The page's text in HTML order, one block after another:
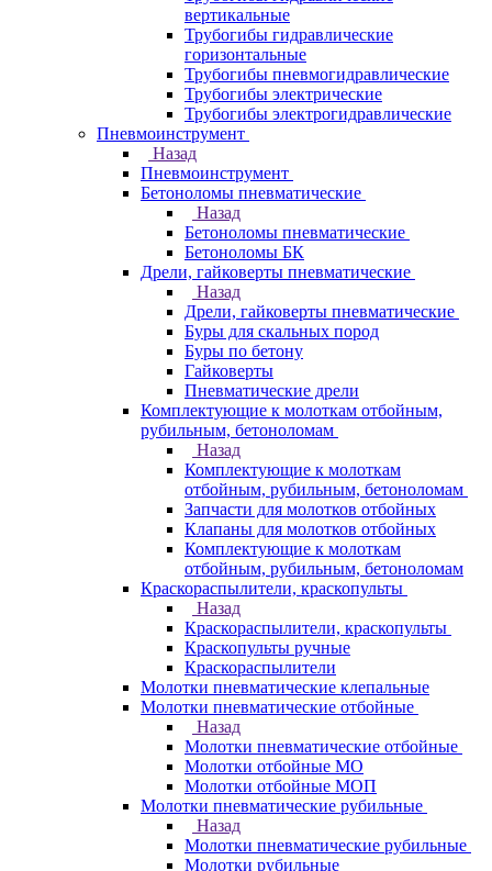
вертикальные
Трубогибы гидравлические
горизонтальные
Трубогибы пневмогидравлические
Трубогибы электрические
Трубогибы электрогидравлические
Пневмоинструмент
Назад
Пневмоинструмент
Бетоноломы пневматические
Назад
Бетоноломы пневматические
Бетоноломы БК
Дрели, гайковерты пневматические
Назад
Дрели, гайковерты пневматические
Буры для скальных пород
Буры по бетону
Гайковерты
Пневматические дрели
Комплектующие к молоткам отбойным,
рубильным, бетоноломам
Назад
Комплектующие к молоткам
отбойным, рубильным, бетоноломам
Запчасти для молотков отбойных
Клапаны для молотков отбойных
Комплектующие к молоткам
отбойным, рубильным, бетоноломам
Краскораспылители, краскопульты
Назад
Краскораспылители, краскопульты
Краскопульты ручные
Краскораспылители
Молотки пневматические клепальные
Молотки пневматические отбойные
Назад
Молотки пневматические отбойные
Молотки отбойные МО
Молотки отбойные МОП
Молотки пневматические рубильные
Назад
Молотки пневматические рубильные
Молотки рубильные